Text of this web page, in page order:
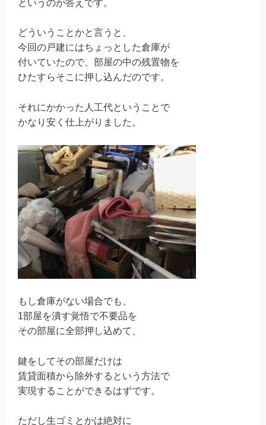
というのが答えです。
どういうことかと言うと、
今回の戸建にはちょっとした倉庫が
付いていたので、部屋の中の残置物を
ひたすらそこに押し込んだのです。
それにかかった人工代ということで
かなり安く仕上がりました。
もし倉庫がない場合でも、
1部屋を潰す覚悟で不要品を
その部屋に全部押し込めて、
鍵をしてその部屋だけは
賃貸面積から除外するという方法で
実現することができるはずです。
ただし生ゴミとかは絶対に